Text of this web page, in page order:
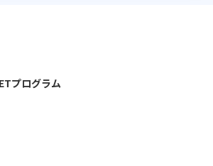
プログラム